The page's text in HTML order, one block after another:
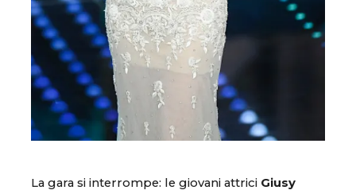
La gara si interrompe: le giovani attrici Giusy